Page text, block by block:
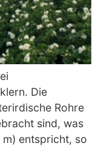
Die
Rohre
sind, was
entspricht, so